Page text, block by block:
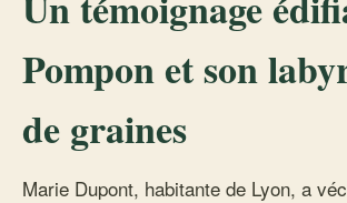
Pompon et son
de graines
Marie Dupont, habitante de Lyon, a